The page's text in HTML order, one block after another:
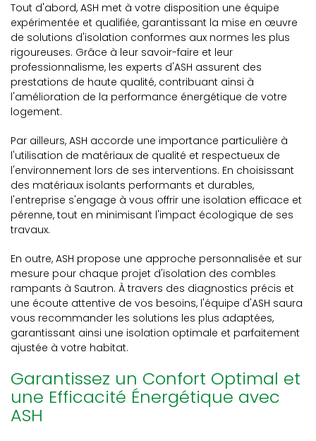
Tout d'abord, ASH met à votre disposition une équipe
expérimentée et qualifiée, garantissant la mise en œuvre
de solutions d'isolation conformes aux normes les plus
rigoureuses. Grâce à leur savoir-faire et leur
professionnalisme, les experts d'ASH assurent des
prestations de haute qualité, contribuant ainsi à
l'amélioration de la performance énergétique de votre
logement.
Par ailleurs, ASH accorde une importance particulière à
l'utilisation de matériaux de qualité et respectueux de
l'environnement lors de ses interventions. En choisissant
des matériaux isolants performants et durables,
l'entreprise s'engage à vous offrir une isolation efficace et
pérenne, tout en minimisant l'impact écologique de ses
travaux.
En outre, ASH propose une approche personnalisée et sur
mesure pour chaque projet d'isolation des combles
rampants à Sautron. À travers des diagnostics précis et
une écoute attentive de vos besoins, l'équipe d'ASH saura
vous recommander les solutions les plus adaptées,
garantissant ainsi une isolation optimale et parfaitement
ajustée à votre habitat.
Garantissez un Confort Optimal et
une Efficacité Énergétique avec
ASH